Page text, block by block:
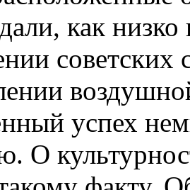
как низко
советских
успех
О